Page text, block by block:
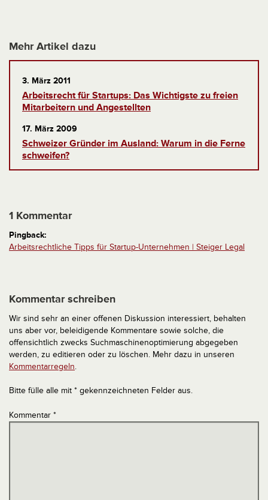
Mehr Artikel dazu
3. März 2011
Arbeitsrecht für Startups: Das Wichtigste zu freien
Mitarbeitern und Angestellten
17. März 2009
Schweizer Gründer im Ausland: Warum in die Ferne
schweifen?
1 Kommentar
Pingback:
Arbeitsrechtliche Tipps für Startup-Unternehmen | Steiger Legal
Kommentar schreiben
Wir sind sehr an einer offenen Diskussion interessiert, behalten
uns aber vor, beleidigende Kommentare sowie solche, die
offensichtlich zwecks Suchmaschinenoptimierung abgegeben
werden, zu editieren oder zu löschen. Mehr dazu in unseren
Kommentarregeln.
Bitte fülle alle mit * gekennzeichneten Felder aus.
Kommentar *